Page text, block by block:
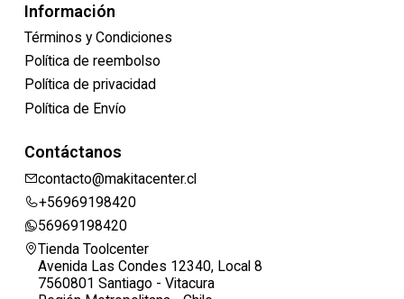
Información
Términos y Condiciones
Política de reembolso
Política de privacidad
Política de Envío
Contáctanos
contacto@makitacenter.cl
+56969198420
56969198420
Tienda Toolcenter
Avenida Las Condes 12340, Local 8
7560801 Santiago - Vitacura